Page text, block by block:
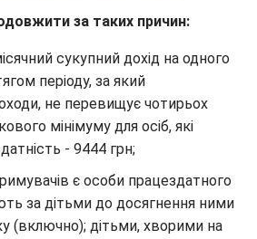
за таких причин:
сукупний дохід на одного
періоду, за який
не перевищує чотирьох
мінімуму для осіб, які
- 9444 грн;
є особи працездатного
за дітьми до досягнення ними
(включно); дітьми, хворими на